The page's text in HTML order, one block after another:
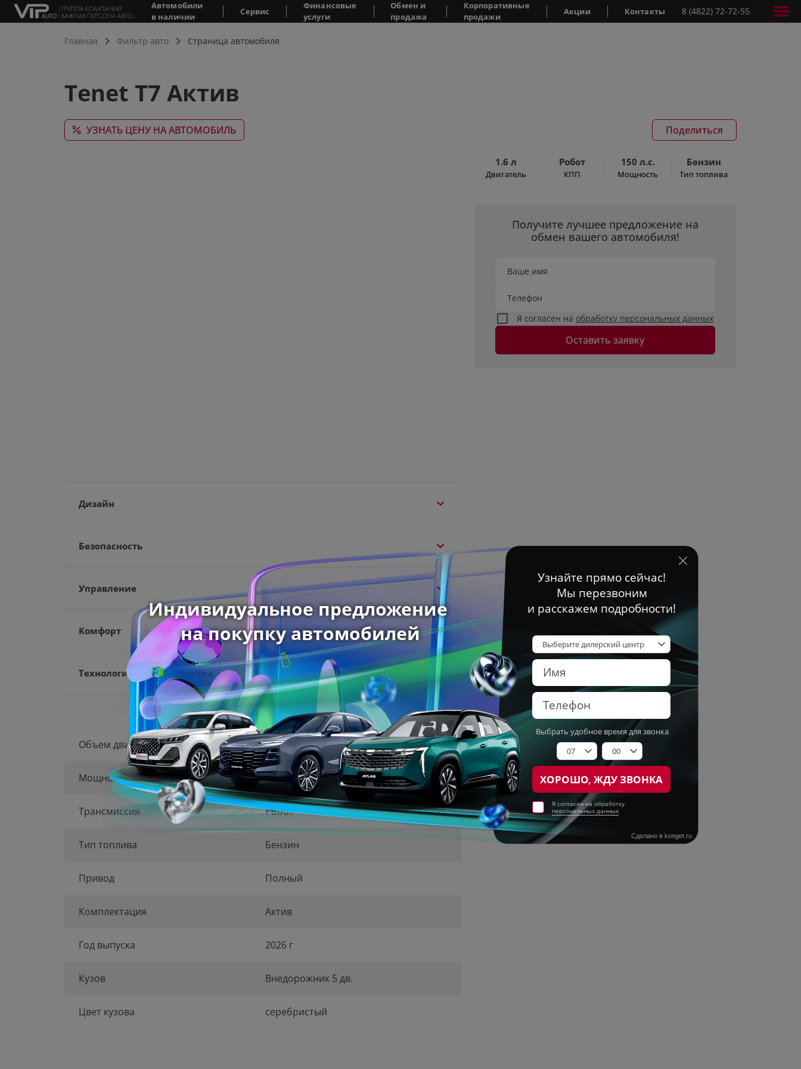
Автомобили
в наличии
Сервис
Финансовые
услуги
Обмен и
продажа
Корпоративные
продажи
Акции Контакты 8 (4822) 72-72-55
Главная Фильтр авто Страница автомобиля
Tenet T7 Актив
УЗНАТЬ ЦЕНУ НА АВТОМОБИЛЬ Поделиться
Дизайн
Безопасность
Управление
Комфорт
Технологии и мультимедиа
Объем двигателя 1.6 л
Мощность 150 л.с.
Трансмиссия Робот
Тип топлива Бензин
Привод Полный
Комплектация Актив
Год выпуска 2026 г
Кузов Внедорожник 5 дв.
Цвет кузова серебристый
1.6 л
Двигатель
Робот
КПП
150 л.с.
Мощность
Бензин
Тип топлива
Получите лучшее предложение на
обмен вашего автомобиля!
Ваше имя
Телефон
Я согласен на обработку персональных данных
Оставить заявку